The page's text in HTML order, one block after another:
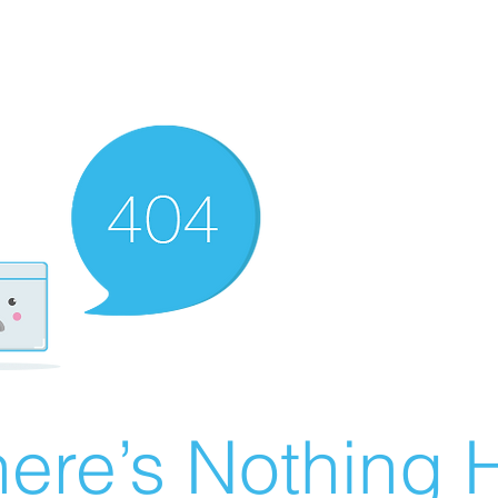
Nothing